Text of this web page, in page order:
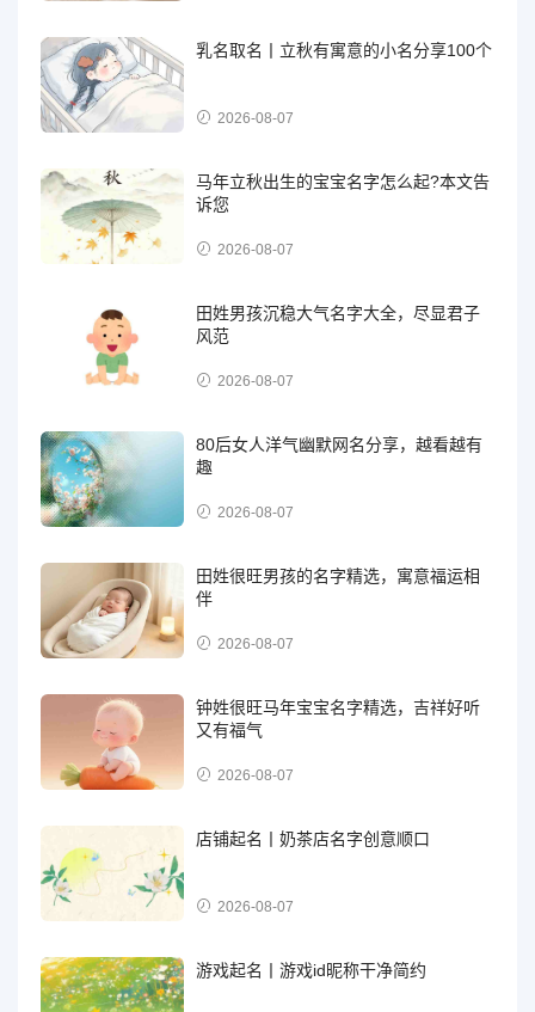
乳名取名丨立秋有寓意的小名分享100个
2026-08-07
马年立秋出生的宝宝名字怎么起?本文告
诉您
2026-08-07
田姓男孩沉稳大气名字大全，尽显君子
风范
2026-08-07
80后女人洋气幽默网名分享，越看越有
趣
2026-08-07
田姓很旺男孩的名字精选，寓意福运相
伴
2026-08-07
钟姓很旺马年宝宝名字精选，吉祥好听
又有福气
2026-08-07
店铺起名丨奶茶店名字创意顺口
2026-08-07
游戏起名丨游戏id昵称干净简约